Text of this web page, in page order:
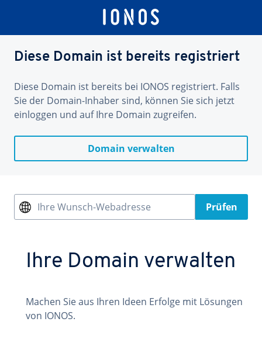
Diese Domain ist bereits registriert
Diese Domain ist bereits bei IONOS registriert. Falls
Sie der Domain-Inhaber sind, können Sie sich jetzt
einloggen und auf Ihre Domain zugreifen.
Domain verwalten
Ihre Wunsch-Webadresse Prüfen
Ihre Domain verwalten
Machen Sie aus Ihren Ideen Erfolge mit Lösungen
von IONOS.